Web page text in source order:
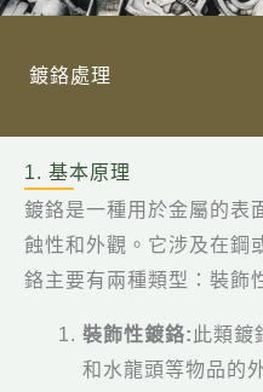
鍍鉻處理
1. 基本原理
鍍鉻是一種用於金屬的表
蝕性和外觀。它涉及在鋼
鉻主要有兩種類型：裝飾
裝飾性鍍鉻: 此類鍍
和水龍頭等物品的